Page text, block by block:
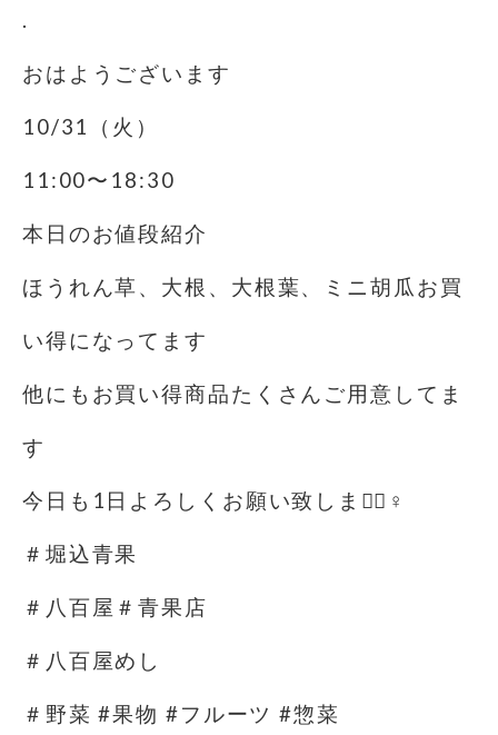
.
おはようございます️
10/31（火）
11:00〜18:30
本日のお値段紹介
ほうれん草、大根、大根葉、ミニ胡瓜お買
い得になってます️
他にもお買い得商品たくさんご用意してま
す️
今日も1日よろしくお願い致します🏻‍♀️
＃堀込青果
＃八百屋＃青果店
＃八百屋めし
＃野菜 #果物 #フルーツ #惣菜